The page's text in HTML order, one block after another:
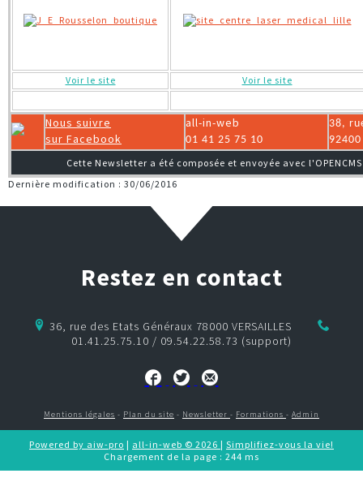
Voir le site Voir le site
Nous suivre
sur Facebook
all-in-web
01 41 25 75 10
38,
92400
Cette Newsletter a été composée et envoyée avec
Dernière modification : 30/06/2016
Restez en contact
36, rue des Etats Généraux 78000 VERSAILLES
01.41.25.75.10 / 09.54.22.58.73 (support)
Mentions légales - Plan du site - Newsletter - Formations - Admin
Powered by aiw-pro | all-in-web © 2026 | Simplifiez-vous la vie!
Chargement de la page : 244 ms